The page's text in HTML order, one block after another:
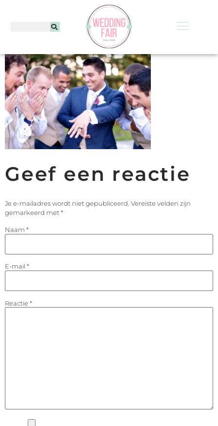
Geef een reactie
Je e-mailadres wordt niet gepubliceerd. Vereiste velden zijn
gemarkeerd met*
Naam *
E-mail *
Reactie *